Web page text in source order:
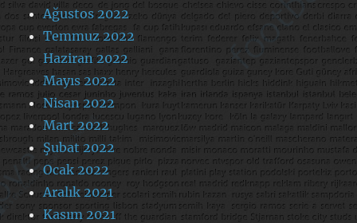
Ağustos 2022
Temmuz 2022
Haziran 2022
Mayıs 2022
Nisan 2022
Mart 2022
Şubat 2022
Ocak 2022
Aralık 2021
Kasım 2021